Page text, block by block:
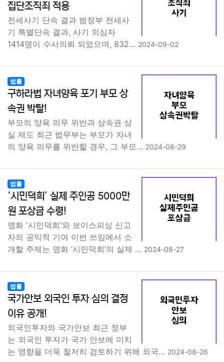
집단조직죄 적용
전세사기 단속 결과 범정부 전세사
기 특별단속 결과, 사기 의심자
1414명이 수사의뢰 되었으며, 832… 2024-09-02
법률
구하라법 자녀양육 포기 부모 상
속권 박탈!
부모의 양육 의무 위반과 상속권 상
실 제도 최근 법무부는 부모가 자녀
의 양육 의무를 위반할 경우, 그 부모… 2024-08-29
법률
‘시민덕희’ 실제 주인공 5000만
원 포상금 수령!
영화 '시민덕희'와 보이스피싱 신고
자의 공익적 기여 이번 쓰임에서 소
개할 주제는 영화 ‘시민덕희’의 실제 … 2024-08-27
법률
국가안보 외국인 투자 심의 결정
이유 공개!
외국인투자와 국가안보 최근 정부
는 외국인 투자가 국가 안보에 미치
는 영향을 더욱 철저히 검토하기 위해 외국… 2024-08-26